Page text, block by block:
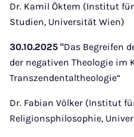
Dr. Kamil Öktem (Institut
Studien, Universität Wien)
30.10.2025 "Das Begreifen
der negativen Theologie im
Transzendentaltheologie“
Dr. Fabian Völker (Institut
Religionsphilosophie,